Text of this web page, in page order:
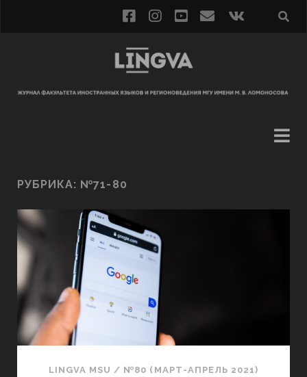
РУБРИКА: №71-80
LINGVA MSU / №80 (МАРТ-АПРЕЛЬ 2021)